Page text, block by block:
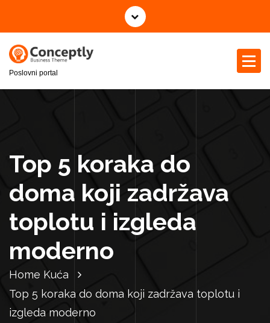
i
Poslovni portal
Top 5 koraka do
doma koji zadržava
toplotu i izgleda
moderno
Home Kuća
Top 5 koraka do doma koji zadržava toplotu i
izgleda moderno